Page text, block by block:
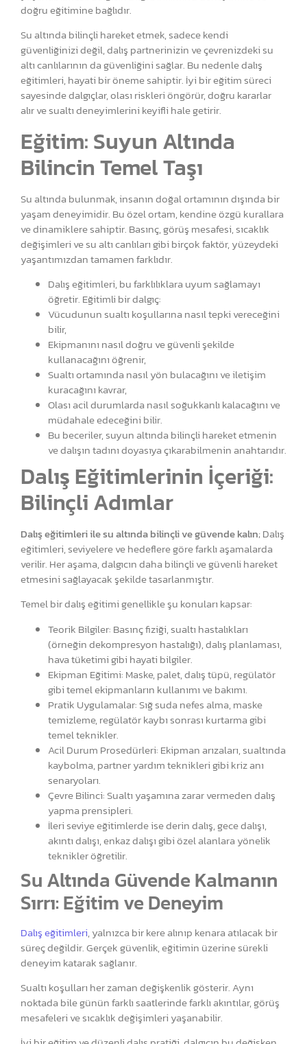
doğru eğitimine bağlıdır.
Su altında bilinçli hareket etmek, sadece kendi
güvenliğinizi değil, dalış partnerinizin ve çevrenizdeki su
altı canlılarının da güvenliğini sağlar. Bu nedenle dalış
eğitimleri, hayati bir öneme sahiptir. İyi bir eğitim süreci
sayesinde dalgıçlar, olası riskleri öngörür, doğru kararlar
alır ve sualtı deneyimlerini keyifli hale getirir.
Eğitim: Suyun Altında
Bilincin Temel Taşı
Su altında bulunmak, insanın doğal ortamının dışında bir
yaşam deneyimidir. Bu özel ortam, kendine özgü kurallara
ve dinamiklere sahiptir. Basınç, görüş mesafesi, sıcaklık
değişimleri ve su altı canlıları gibi birçok faktör, yüzeydeki
yaşantımızdan tamamen farklıdır.
Dalış eğitimleri, bu farklılıklara uyum sağlamayı
öğretir. Eğitimli bir dalgıç:
Vücudunun sualtı koşullarına nasıl tepki vereceğini
bilir,
Ekipmanını nasıl doğru ve güvenli şekilde
kullanacağını öğrenir,
Sualtı ortamında nasıl yön bulacağını ve iletişim
kuracağını kavrar,
Olası acil durumlarda nasıl soğukkanlı kalacağını ve
müdahale edeceğini bilir.
Bu beceriler, suyun altında bilinçli hareket etmenin
ve dalışın tadını doyasıya çıkarabilmenin anahtarıdır.
Dalış Eğitimlerinin İçeriği:
Bilinçli Adımlar
Dalış eğitimleri ile su altında bilinçli ve güvende kalın; Dalış
eğitimleri, seviyelere ve hedeflere göre farklı aşamalarda
verilir. Her aşama, dalgıcın daha bilinçli ve güvenli hareket
etmesini sağlayacak şekilde tasarlanmıştır.
Temel bir dalış eğitimi genellikle şu konuları kapsar:
Teorik Bilgiler: Basınç fiziği, sualtı hastalıkları
(örneğin dekompresyon hastalığı), dalış planlaması,
hava tüketimi gibi hayati bilgiler.
Ekipman Eğitimi: Maske, palet, dalış tüpü, regülatör
gibi temel ekipmanların kullanımı ve bakımı.
Pratik Uygulamalar: Sığ suda nefes alma, maske
temizleme, regülatör kaybı sonrası kurtarma gibi
temel teknikler.
Acil Durum Prosedürleri: Ekipman arızaları, sualtında
kaybolma, partner yardım teknikleri gibi kriz anı
senaryoları.
Çevre Bilinci: Sualtı yaşamına zarar vermeden dalış
yapma prensipleri.
İleri seviye eğitimlerde ise derin dalış, gece dalışı,
akıntı dalışı, enkaz dalışı gibi özel alanlara yönelik
teknikler öğretilir.
Su Altında Güvende Kalmanın
Sırrı: Eğitim ve Deneyim
Dalış eğitimleri, yalnızca bir kere alınıp kenara atılacak bir
süreç değildir. Gerçek güvenlik, eğitimin üzerine sürekli
deneyim katarak sağlanır.
Sualtı koşulları her zaman değişkenlik gösterir. Aynı
noktada bile günün farklı saatlerinde farklı akıntılar, görüş
mesafeleri ve sıcaklık değişimleri yaşanabilir.